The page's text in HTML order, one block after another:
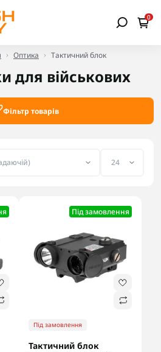
0
Оптика Тактичний блок
для військових
Фільтр товарів
Під замовлення
Під замовлення
Тактичний блок